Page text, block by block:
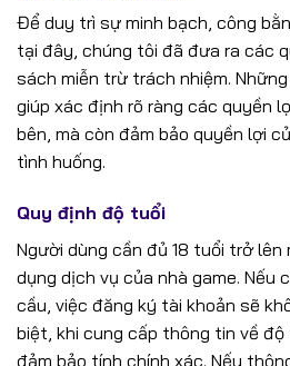
Để duy trì sự minh bạch, công
tại đây, chúng tôi đã đưa ra các
sách miễn trừ trách nhiệm.
giúp xác định rõ ràng các quyền
bên, mà còn đảm bảo quyền lợi
tình huống.
Quy định độ tuổi
Người dùng cần đủ 18 tuổi trở lên
dụng dịch vụ của nhà game. Nếu
cầu, việc đăng ký tài khoản sẽ
biệt, khi cung cấp thông tin về
đảm bảo tính chính xác. Nếu